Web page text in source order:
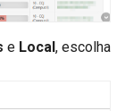
e Local , escolha